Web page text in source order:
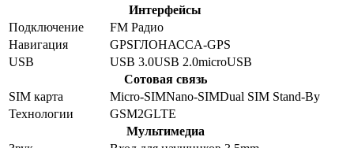
Интерфейсы
Подключение
FM Радио
Навигация
GPSГЛОНАССA-GPS
USB
USB 3.0USB 2.0microUSB
Сотовая связь
SIM карта
Micro-SIMNano-SIMDual SIM Stand-By
Технологии
GSM2GLTE
Мультимедиа